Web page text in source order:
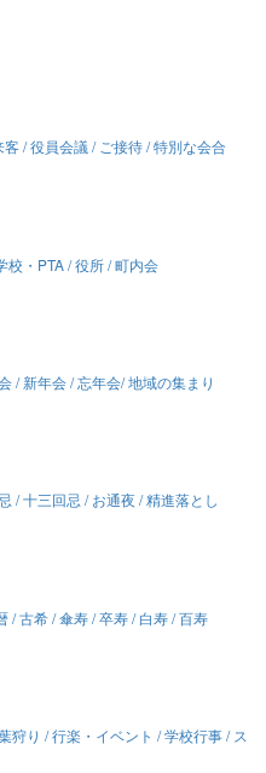
/ 役員会議 / ご接待 / 特別な会合
校・PTA / 役所 / 町内会
/ 新年会 / 忘年会/ 地域の集まり
/ 十三回忌 / お通夜 / 精進落とし
/ 古希 / 傘寿 / 卒寿 / 白寿 / 百寿
狩り / 行楽・イベント / 学校行事 / ス